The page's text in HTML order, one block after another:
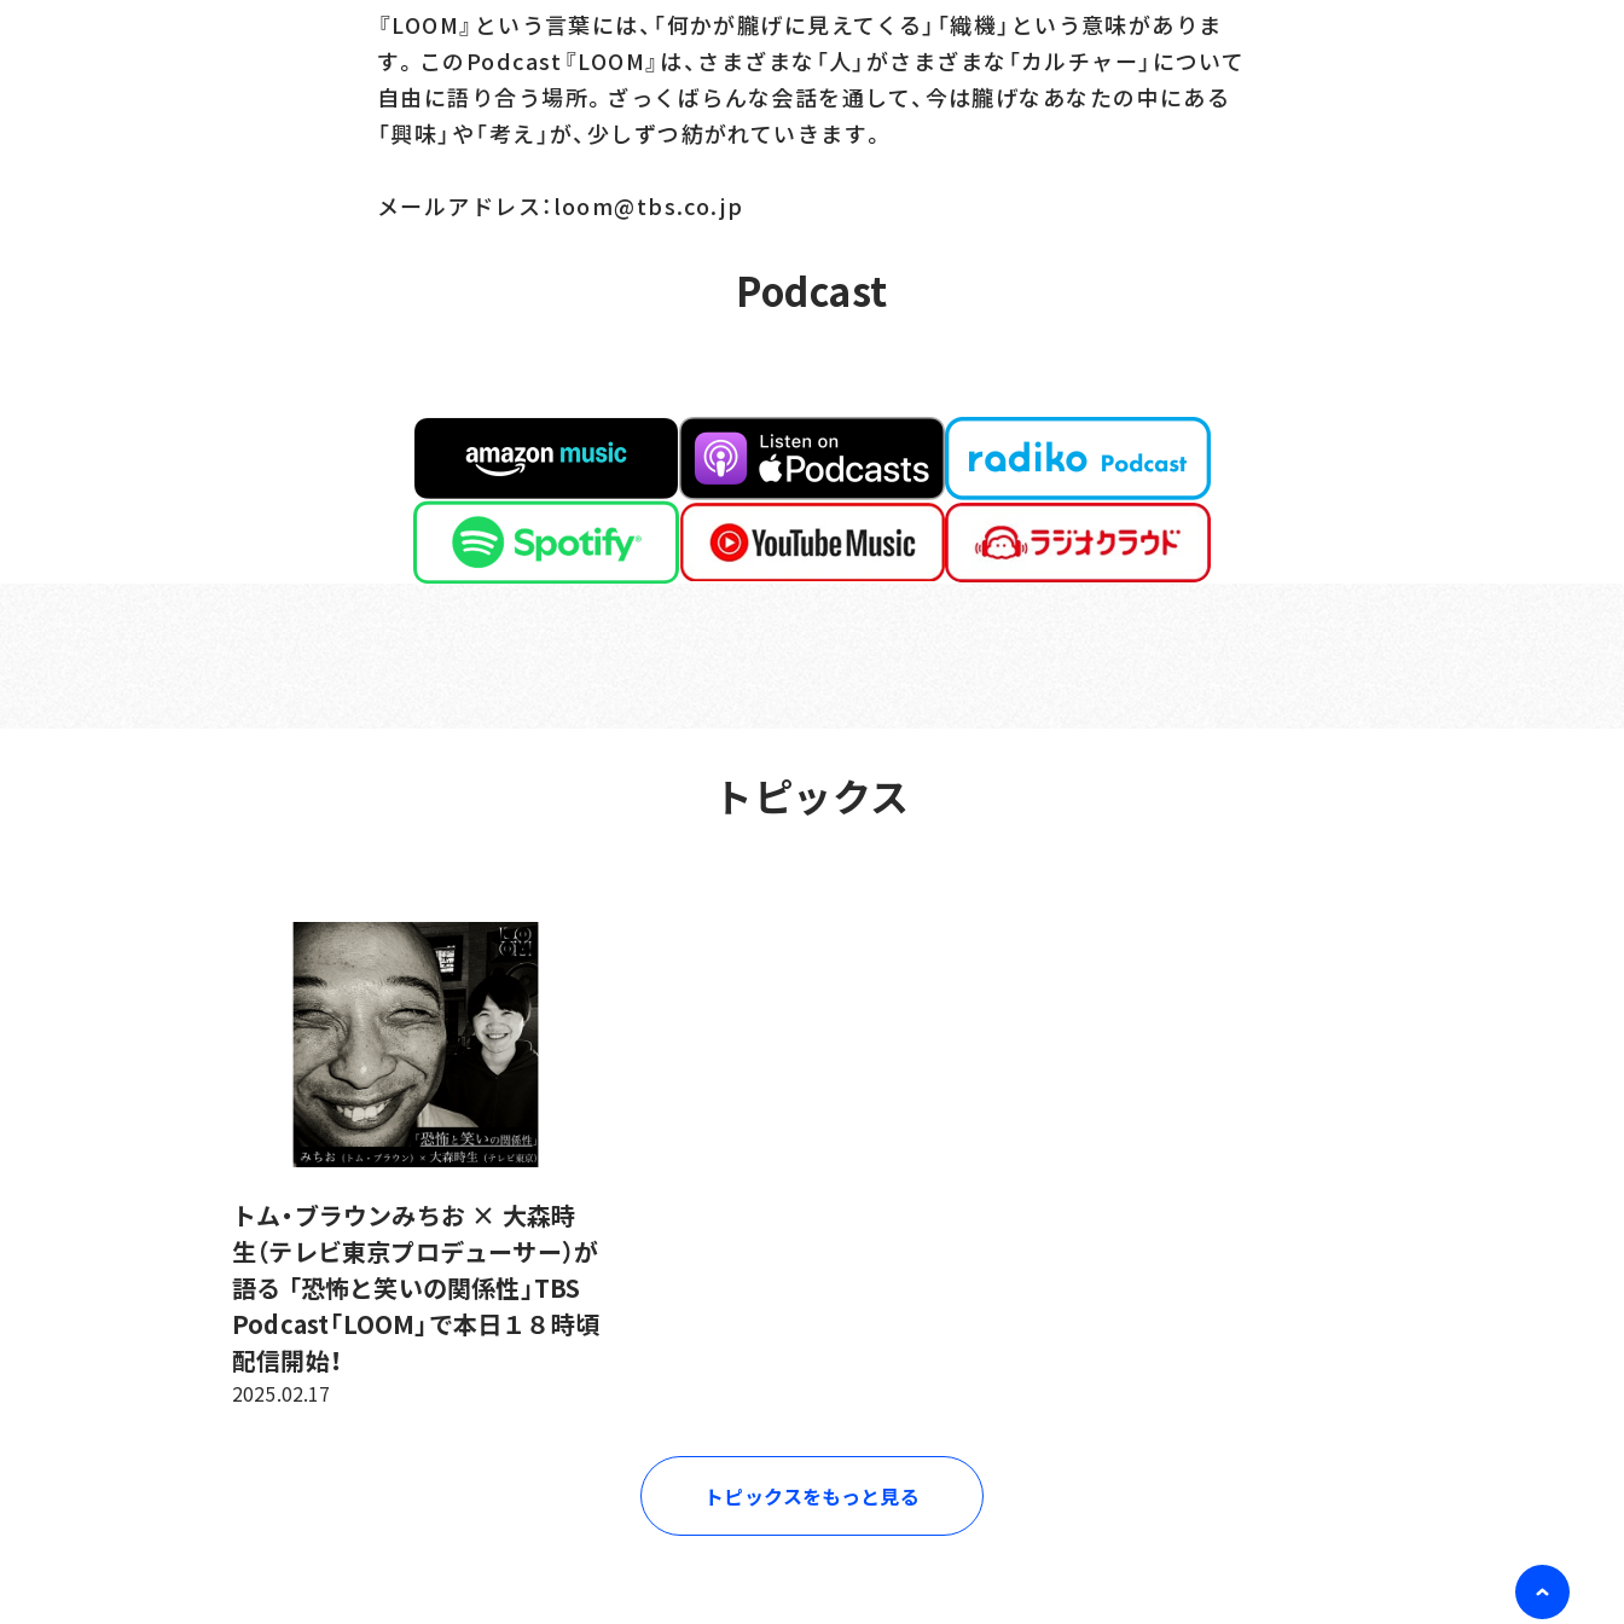
『LOOM』という言葉には、「何かが朧げに見えてくる」「織機」という意味がありま
す。このPodcast『LOOM』は、さまざまな「人」がさまざまな「カルチャー」について
自由に語り合う場所。ざっくばらんな会話を通して、今は朧げなあなたの中にある
「興味」や「考え」が、少しずつ紡がれていきます。
メールアドレス：loom@tbs.co.jp
Podcast
PODCAST
トピックス
TOPICS
トム・ブラウンみちお × 大森時
生（テレビ東京プロデューサー）が
語る 「恐怖と笑いの関係性」TBS
Podcast「LOOM」で本日１８時頃
配信開始！
2025.02.17
トピックスをもっと見る